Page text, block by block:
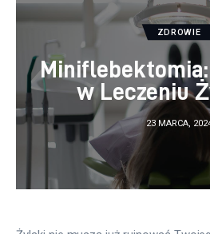
Dom i ogród
Uroda
Zdrowie
Więcej
ZDROWIE
w Leczeniu
23 MARCA,